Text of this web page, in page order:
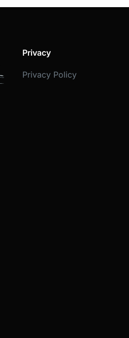
Privacy
Privacy Policy